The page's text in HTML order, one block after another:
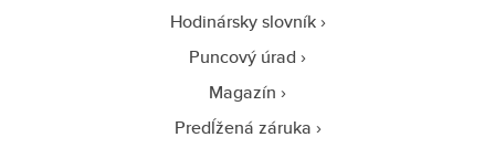
Hodinársky slovník
Puncový úrad
Magazín
Predĺžená záruka